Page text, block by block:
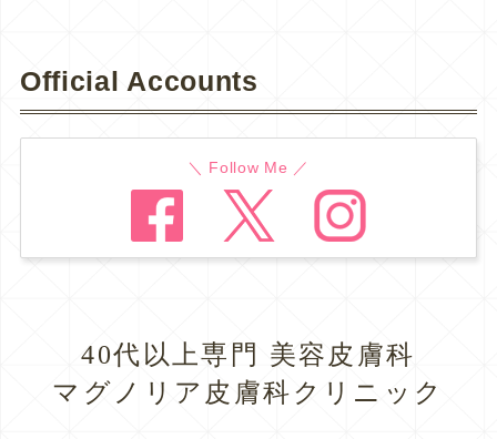
Official Accounts
＼ Follow Me ／
40代以上専門 美容皮膚科
マグノリア皮膚科クリニック